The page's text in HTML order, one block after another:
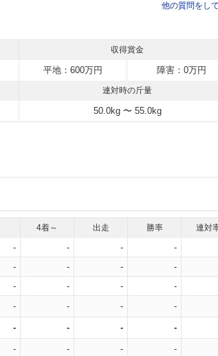
他の質問をし
収得賞金
平地：600万円 障害：0万円
連対時の斤量
50.0kg 〜 55.0kg
4着～ 出走 勝率 連対
- - - -
- - - -
- - - -
- - - -
- - - -
- - - -